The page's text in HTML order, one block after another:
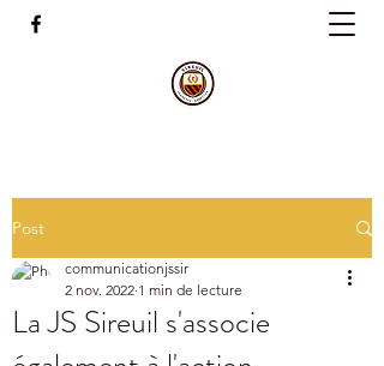
Post
La JS Sireuil s'associe
communicationjssir
2 nov. 2022 1 min de lecture